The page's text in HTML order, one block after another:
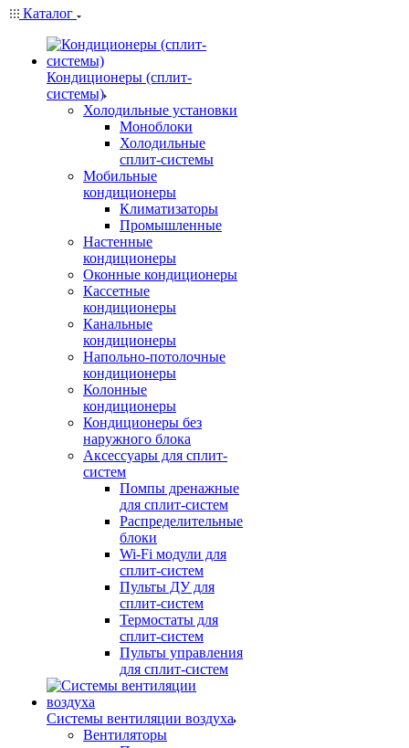
Каталог
Кондиционеры (сплит-
системы)
Холодильные установки
Моноблоки
Холодильные
сплит-системы
Мобильные
кондиционеры
Климатизаторы
Промышленные
Настенные
кондиционеры
Оконные кондиционеры
Кассетные
кондиционеры
Канальные
кондиционеры
Напольно-потолочные
кондиционеры
Колонные
кондиционеры
Кондиционеры без
наружного блока
Аксессуары для сплит-
систем
Помпы дренажные
для сплит-систем
Распределительные
блоки
Wi-Fi модули для
сплит-систем
Пульты ДУ для
сплит-систем
Термостаты для
сплит-систем
Пульты управления
для сплит-систем
Системы вентиляции воздуха
Вентиляторы